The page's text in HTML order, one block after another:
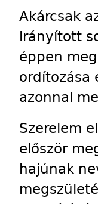
Akárcsak
irányított
éppen
ordítozása
azonnal
Szerelem
először
hajúnak